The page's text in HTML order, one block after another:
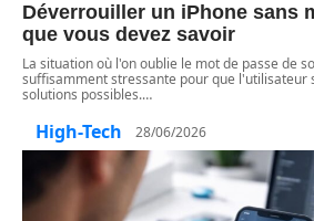
Déverrouiller un iPhone sans
que vous devez savoir
La situation où l'on oublie le mot de passe de
suffisamment stressante pour que l'utilisateur
solutions possibles.…
High-Tech 28/06/2026